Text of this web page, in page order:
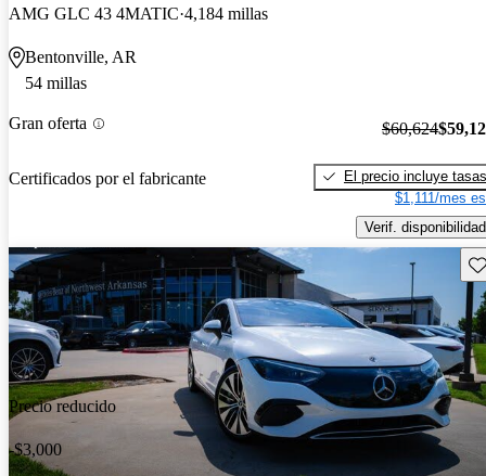
AMG GLC 43 4MATIC 4,184 millas
Bentonville, AR
54 millas
Gran oferta
Certificados por el fabricante
$60,624
El precio incluye tasas
$1,111/mes
Verif. disponibilidad
Precio reducido
-$3,000